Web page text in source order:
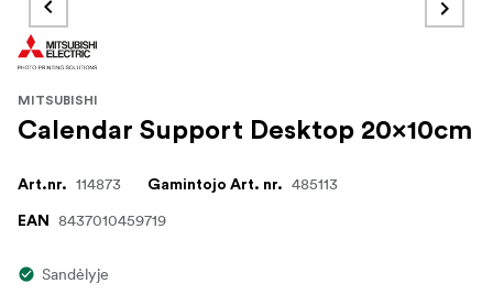
MITSUBISHI
Calendar Support Desktop 20x10cm
Art.nr. 114873 Gamintojo Art. nr. 485113
EAN 8437010459719
Sandėlyje